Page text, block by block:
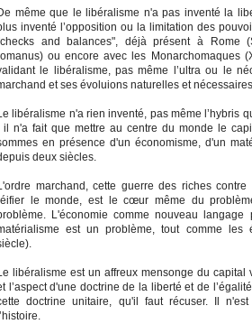
même que le libéralisme n'a pas inventé la
inventé l’opposition ou la limitation des
and balances", déjà présent à Rome
ou encore avec les Monarchomaques
le libéralisme, pas même l’ultra ou le
et ses évoluions naturelles et
libéralisme n'a rien inventé, pas même l’hybris
il n'a fait que mettre au centre du monde le
en présence d'un économisme, d'un
deux siècles.
marchand, cette guerre des riches
le monde, est le cœur même du
L'économie comme nouveau
est un problème, tout comme les
libéralisme est un affreux mensonge du
l’aspect d'une doctrine de la liberté et de
doctrine unitaire, qu'il faut récuser. Il
l’histoire.